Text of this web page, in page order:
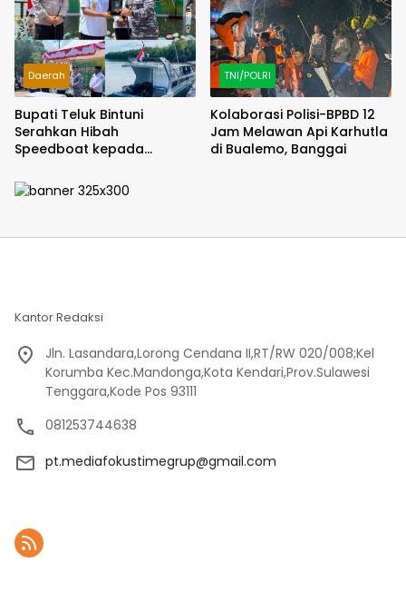
Daerah
Bupati Teluk Bintuni
Serahkan Hibah
Speedboat kepada
Ground Breaking
Pelabuhan Babo
TNI/POLRI
Kolaborasi Polisi-BPBD 12
Jam Melawan Api Karhutla
di Bualemo, Banggai
Kantor Redaksi
Jln. Lasandara,Lorong Cendana II,RT/RW 020/008;Kel
Korumba Kec.Mandonga,Kota Kendari,Prov.Sulawesi
Tenggara,Kode Pos 93111
081253744638
pt.mediafokustimegrup@gmail.com